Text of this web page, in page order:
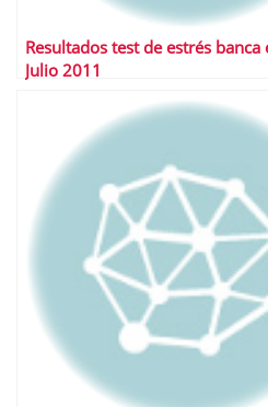
Resultados test de estrés banca
Julio 2011